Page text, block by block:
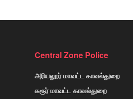
Central Zone Police
அரியலூர் மாவட்ட காவல்துறை
கரூர் மாவட்ட காவல்துறை